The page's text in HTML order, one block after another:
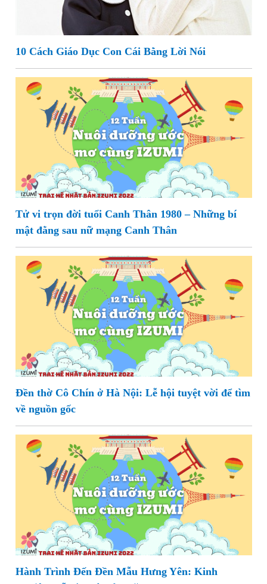
10 Cách Giáo Dục Con Cái Bằng Lời Nói
Tử vi trọn đời tuổi Canh Thân 1980 – Những bí
mật đằng sau nữ mạng Canh Thân
Đền thờ Cô Chín ở Hà Nội: Lễ hội tuyệt vời để tìm
về nguồn gốc
Hành Trình Đến Đền Mẫu Hưng Yên: Kinh